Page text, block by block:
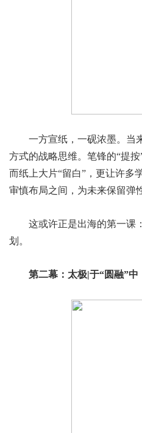
一方宣纸，一砚浓墨。当
方式的战略思维。笔锋的“提
而纸上大片“留白”，更让许多
审慎布局之间，为未来保留弹
这或许正是出海的第一课
划。
第二幕：太极|于“圆融”